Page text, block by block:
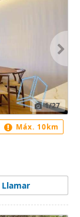
1/27
Llamar
Máx. 10km